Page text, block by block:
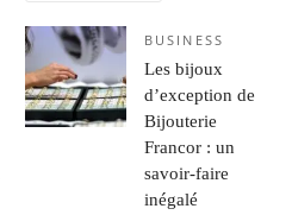
BUSINESS
Les bijoux
d’exception de
Bijouterie
Francor : un
savoir-faire
inégalé